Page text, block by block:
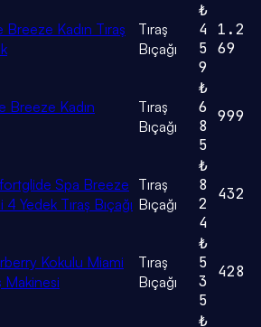
Kadın Tıraş
Tıraş
Bıçağı
₺
4
5
9
1.2
69
Breeze Kadın
Tıraş
Bıçağı
₺
6
8
5
999
Spa Breeze
Yedek Tıraş Bıçağı
Tıraş
Bıçağı
₺
8
2
4
432
Kokulu Miami
Makinesi
Tıraş
Bıçağı
₺
5
3
5
428
₺